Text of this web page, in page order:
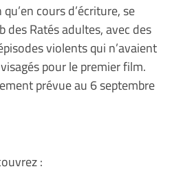
cours d’écriture, se
des Ratés adultes, avec des
violents qui n’avaient
pour le premier film.
prévue au 6 septembre
: